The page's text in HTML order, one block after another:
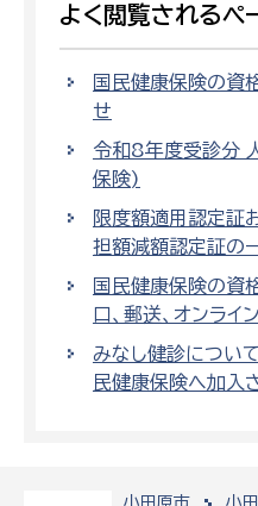
小田原市 小
よく閲覧されるペ
国民健康保険の資
せ
令和8年度受診分
保険)
限度額適用認定証
担額減額認定証の
国民健康保険の資
口、郵送、オンライ
みなし健診につい
民健康保険へ加入